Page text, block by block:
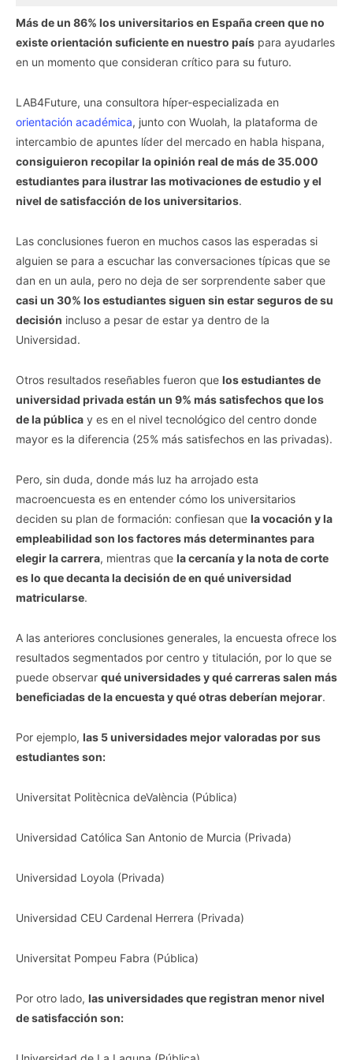
Más de un 86% los universitarios en España creen que no
existe orientación suficiente en nuestro país para ayudarles
en un momento que consideran crítico para su futuro.
LAB4Future, una consultora híper-especializada en
orientación académica, junto con Wuolah, la plataforma de
intercambio de apuntes líder del mercado en habla hispana,
consiguieron recopilar la opinión real de más de 35.000
estudiantes para ilustrar las motivaciones de estudio y el
nivel de satisfacción de los universitarios.
Las conclusiones fueron en muchos casos las esperadas si
alguien se para a escuchar las conversaciones típicas que se
dan en un aula, pero no deja de ser sorprendente saber que
casi un 30% los estudiantes siguen sin estar seguros de su
decisión incluso a pesar de estar ya dentro de la
Universidad.
Otros resultados reseñables fueron que los estudiantes de
universidad privada están un 9% más satisfechos que los
de la pública y es en el nivel tecnológico del centro donde
mayor es la diferencia (25% más satisfechos en las privadas).
Pero, sin duda, donde más luz ha arrojado esta
macroencuesta es en entender cómo los universitarios
deciden su plan de formación: confiesan que la vocación y la
empleabilidad son los factores más determinantes para
elegir la carrera, mientras que la cercanía y la nota de corte
es lo que decanta la decisión de en qué universidad
matricularse.
A las anteriores conclusiones generales, la encuesta ofrece los
resultados segmentados por centro y titulación, por lo que se
puede observar qué universidades y qué carreras salen más
beneficiadas de la encuesta y qué otras deberían mejorar.
Por ejemplo, las 5 universidades mejor valoradas por sus
estudiantes son:
Universitat Politècnica deValència (Pública)
Universidad Católica San Antonio de Murcia (Privada)
Universidad Loyola (Privada)
Universidad CEU Cardenal Herrera (Privada)
Universitat Pompeu Fabra (Pública)
Por otro lado, las universidades que registran menor nivel
de satisfacción son: